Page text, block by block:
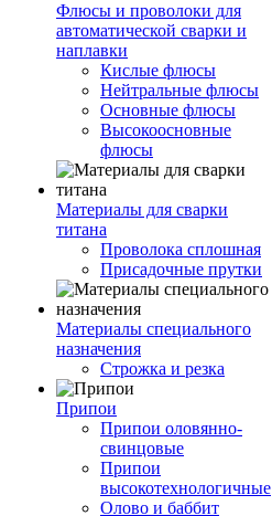
Флюсы и проволоки для
автоматической сварки и
наплавки
Кислые флюсы
Нейтральные флюсы
Основные флюсы
Высокоосновные
флюсы
Материалы для сварки
титана
Проволока сплошная
Присадочные прутки
Материалы специального
назначения
Строжка и резка
Припои
Припои оловянно-
свинцовые
Припои
высокотехнологичные
Олово и баббит